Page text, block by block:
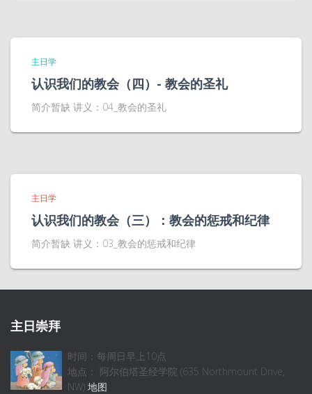
主日学
认识我们的教会（四）- 教会的圣礼
简介暂缺 讲义：04_教会的圣礼
主日学
认识我们的教会（三）：教会的惩戒和纪律
简介暂缺 讲义：03_教会的惩戒和纪律
主日崇拜
时间：每周日早上10点
地点： 阿尔伯塔圣经学院 (635 Northmount Drive,
NW) 地图